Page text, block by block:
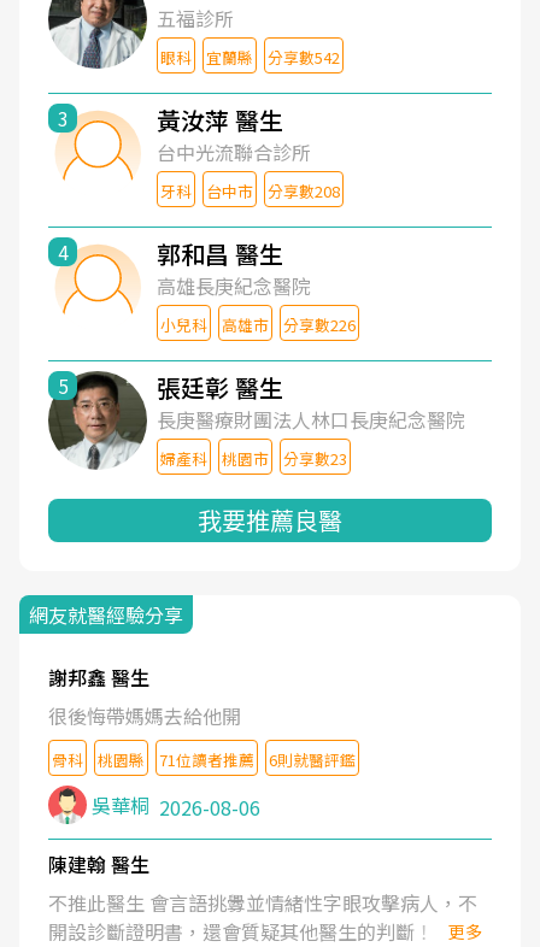
五福診所
眼科 宜蘭縣 分享數542
3 黃汝萍 醫生
台中光流聯合診所
牙科 台中市 分享數208
4 郭和昌 醫生
高雄長庚紀念醫院
小兒科 高雄市 分享數226
5 張廷彰 醫生
長庚醫療財團法人林口長庚紀念醫院
婦產科 桃園市 分享數23
我要推薦良醫
網友就醫經驗分享
謝邦鑫 醫生
很後悔帶媽媽去給他開
骨科 桃園縣 71位讀者推薦 6則就醫評鑑
吳華桐 2026-08-06
陳建翰 醫生
不推此醫生 會言語挑釁並情緒性字眼攻擊病人，不
開設診斷證明書，還會質疑其他醫生的判斷！
更多